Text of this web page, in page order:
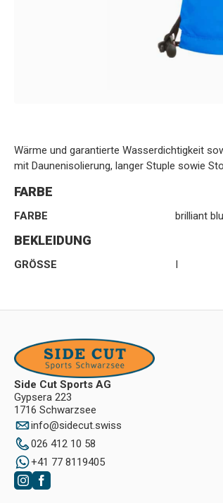
Wärme und garantierte Wasserdichtigkeit
mit Daunenisolierung, langer Stuple sowie
FARBE
FARBE brilliant
BEKLEIDUNG
GRÖSSE I
Side Cut Sports AG
Gypsera 223
1716 Schwarzsee
info@sidecut.swiss
026 412 10 58
+41 77 8119405